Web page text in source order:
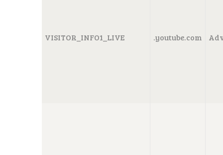
VISITOR_INFO1_LIVE .youtube.com